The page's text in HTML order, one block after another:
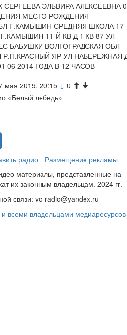
ЭЛЬВИРА АЛЕКСЕЕВНА
МЕСТО РОЖДЕНИЯ
Г.КАМЫШИН СРЕДНЯЯ ШКОЛА 17
11-Й КВ Д 1 КВ 87 УЛ
БАБУШКИ ВОЛГОГРАДСКАЯ ОБЛ
ЯР УЛ НАБЕРЕЖНАЯ
06 2014 ГОДА В 12 ЧАСОВ
мая 2019, 20:15 ↓ 0
«Белый лебедь»
радио
Размещение рекламы
материалы, представленные на
их законным владельцам. 2024 гг.
связи: vo-radio@yandex.ru
всеми владельцами медиаресурсов